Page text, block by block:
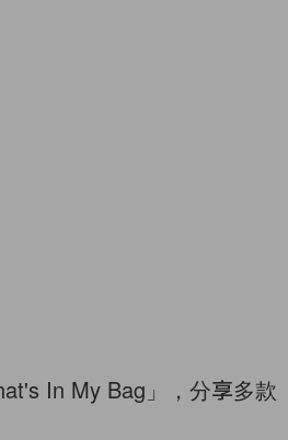
In My Bag」，分享多款